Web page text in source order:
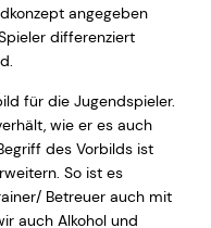
angegeben
differenziert
für die Jugendspieler.
wie er es auch
des Vorbilds ist
So ist es
Betreuer auch mit
auch Alkohol und